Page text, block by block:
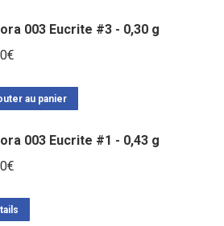
003 Eucrite #3 - 0,30 g
€
au panier
003 Eucrite #1 - 0,43 g
€